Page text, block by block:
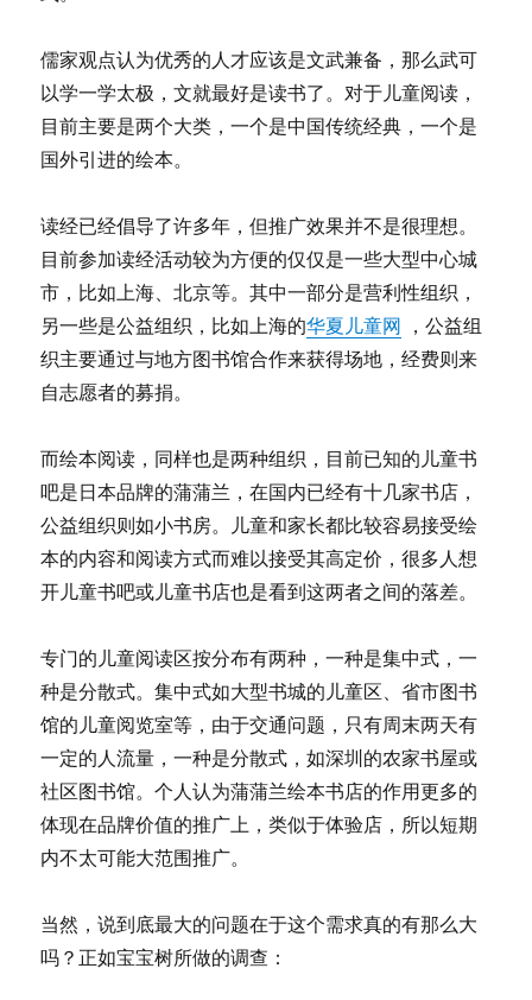
儒家观点认为优秀的人才应该是文武兼备，那么武可
以学一学太极，文就最好是读书了。对于儿童阅读，
目前主要是两个大类，一个是中国传统经典，一个是
国外引进的绘本。
读经已经倡导了许多年，但推广效果并不是很理想。
目前参加读经活动较为方便的仅仅是一些大型中心城
市，比如上海、北京等。其中一部分是营利性组织，
另一些是公益组织，比如上海的华夏儿童网 ，公益组
织主要通过与地方图书馆合作来获得场地，经费则来
自志愿者的募捐。
而绘本阅读，同样也是两种组织，目前已知的儿童书
吧是日本品牌的蒲蒲兰，在国内已经有十几家书店，
公益组织则如小书房。儿童和家长都比较容易接受绘
本的内容和阅读方式而难以接受其高定价，很多人想
开儿童书吧或儿童书店也是看到这两者之间的落差。
专门的儿童阅读区按分布有两种，一种是集中式，一
种是分散式。集中式如大型书城的儿童区、省市图书
馆的儿童阅览室等，由于交通问题，只有周末两天有
一定的人流量，一种是分散式，如深圳的农家书屋或
社区图书馆。个人认为蒲蒲兰绘本书店的作用更多的
体现在品牌价值的推广上，类似于体验店，所以短期
内不太可能大范围推广。
当然，说到底最大的问题在于这个需求真的有那么大
吗？正如宝宝树所做的调查：